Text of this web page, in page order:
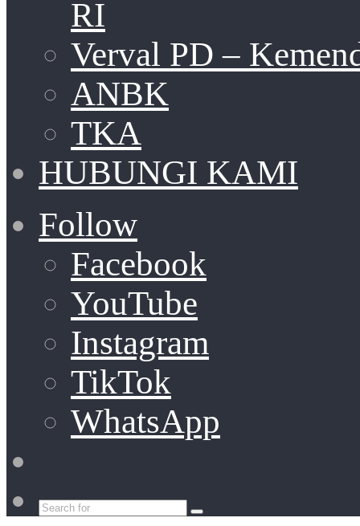
RI
Verval PD –
ANBK
TKA
HUBUNGI KAMI
Follow
Facebook
YouTube
Instagram
TikTok
WhatsApp
Search